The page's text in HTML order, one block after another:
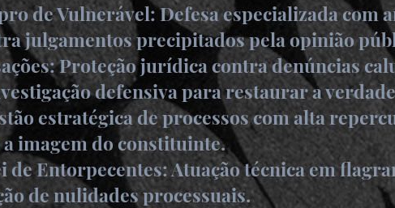
de Vulnerável: Defesa especializada com
julgamentos precipitados pela opinião
Proteção jurídica contra denúncias
defensiva para restaurar a
estratégica de processos com alta
imagem do constituinte.
de Entorpecentes: Atuação técnica em
de nulidades processuais.